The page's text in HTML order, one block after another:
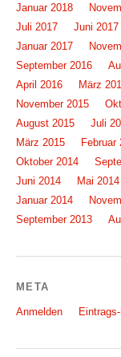
Januar 2018
Juli 2017
Juni 2017
Januar 2017
September 2016
April 2016
März
November 2015
August 2015
Juli
März 2015
Februar
Oktober 2014
Juni 2014
Mai 2014
Januar 2014
September 2013
META
Anmelden